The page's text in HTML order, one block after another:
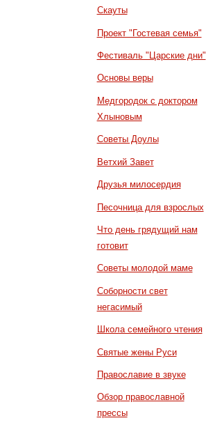
Скауты
Проект "Гостевая семья"
Фестиваль "Царские дни"
Основы веры
Медгородок с доктором
Хлыновым
Советы Доулы
Ветхий Завет
Друзья милосердия
Песочница для взрослых
Что день грядущий нам
готовит
Советы молодой маме
Соборности свет
негасимый
Школа семейного чтения
Святые жены Руси
Православие в звуке
Обзор православной
прессы